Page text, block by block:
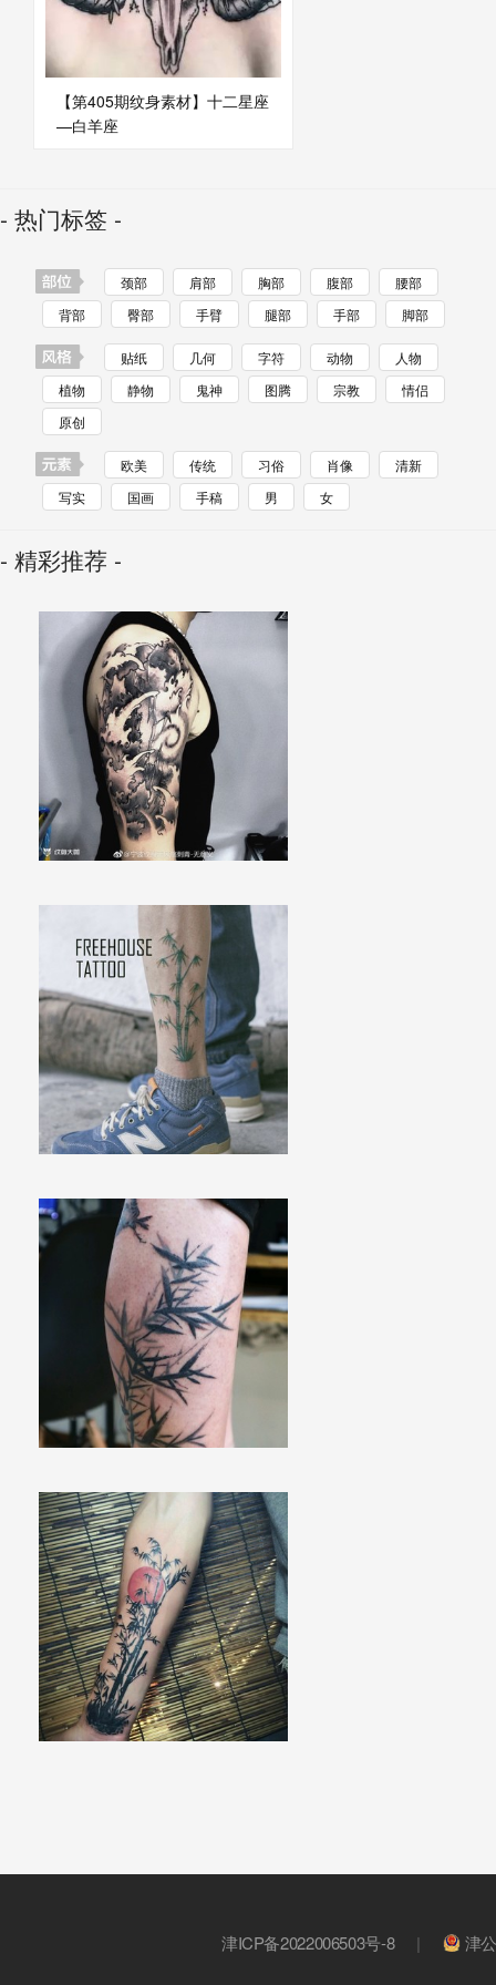
【第405期纹身素材】十二星座
—白羊座
- 热门标签 -
颈部 肩部 胸部 腹部
腰部
背部
臀部 手臂 腿部 手部 脚部
贴纸 几何 字符 动物
人物
植物
静物 鬼神 图腾 宗教
情侣
原创
欧美 传统 习俗 肖像
清新
写实
国画 手稿 男 女
- 精彩推荐 -
津ICP备2022006503号-8 | 津